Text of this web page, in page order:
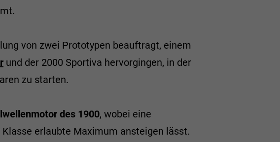
von zwei Prototypen beauftragt, einem
und der 2000 Sportiva hervorgingen, in der
zu starten.
des 1900, wobei eine
erlaubte Maximum ansteigen lässt.